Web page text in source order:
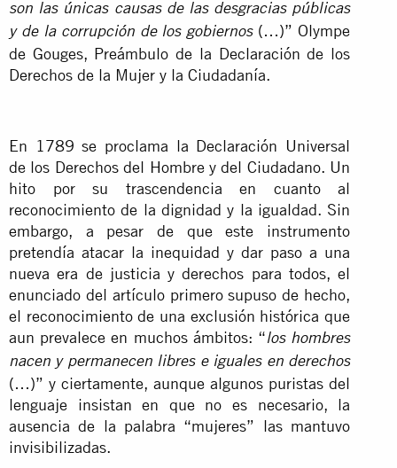
son las únicas causas de las desgracias públicas
y de la corrupción de los gobiernos(…)” Olympe
de Gouges, Preámbulo de la Declaración de los
Derechos de la Mujer y la Ciudadanía.
En 1789 se proclama la Declaración Universal
de los Derechos del Hombre y del Ciudadano. Un
hito por su trascendencia en cuanto al
reconocimiento de la dignidad y la igualdad. Sin
embargo, a pesar de que este instrumento
pretendía atacar la inequidad y dar paso a una
nueva era de justicia y derechos para todos, el
enunciado del artículo primero supuso de hecho,
el reconocimiento de una exclusión histórica que
aun prevalece en muchos ámbitos: “los hombres
nacen y permanecen libres e iguales en derechos
(…)” y ciertamente, aunque algunos puristas del
lenguaje insistan en que no es necesario, la
ausencia de la palabra “mujeres” las mantuvo
invisibilizadas.